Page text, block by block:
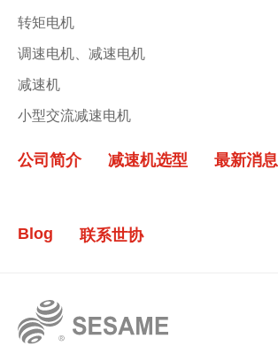
转矩电机
调速电机、减速电机
减速机
小型交流减速电机
公司简介 减速机选型 最新消息
Blog 联系世协